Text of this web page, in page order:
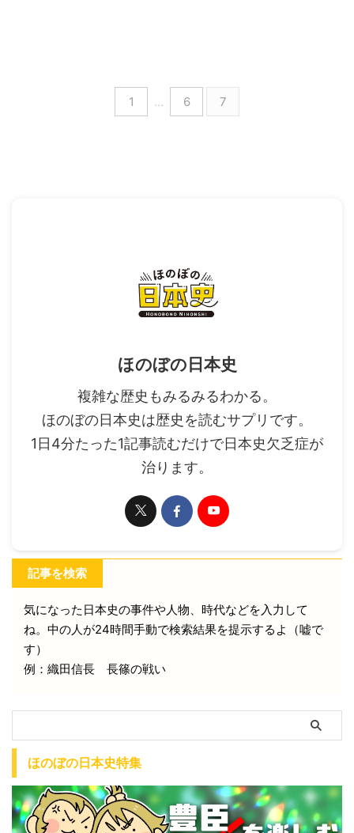
1 … 6 7
ほのぼの日本史
複雑な歴史もみるみるわかる。
ほのぼの日本史は歴史を読むサプリです。
1日4分たった1記事読むだけで日本史欠乏症が
治ります。
記事を検索
気になった日本史の事件や人物、時代などを入力して
ね。中の人が24時間手動で検索結果を提示するよ（嘘で
す）
例：織田信長 長篠の戦い
ほのぼの日本史特集